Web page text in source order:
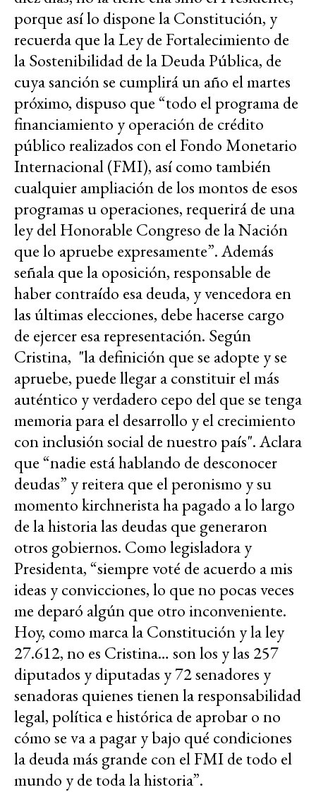
porque así lo dispone la Constitución, y
recuerda que la Ley de Fortalecimiento de
la Sostenibilidad de la Deuda Pública, de
cuya sanción se cumplirá un año el martes
próximo, dispuso que “todo el programa de
financiamiento y operación de crédito
público realizados con el Fondo Monetario
Internacional (FMI), así como también
cualquier ampliación de los montos de esos
programas u operaciones, requerirá de una
ley del Honorable Congreso de la Nación
que lo apruebe expresamente”. Además
señala que la oposición, responsable de
haber contraído esa deuda, y vencedora en
las últimas elecciones, debe hacerse cargo
de ejercer esa representación. Según
Cristina, "la definición que se adopte y se
apruebe, puede llegar a constituir el más
auténtico y verdadero cepo del que se tenga
memoria para el desarrollo y el crecimiento
con inclusión social de nuestro país". Aclara
que “nadie está hablando de desconocer
deudas” y reitera que el peronismo y su
momento kirchnerista ha pagado a lo largo
de la historia las deudas que generaron
otros gobiernos. Como legisladora y
Presidenta, “siempre voté de acuerdo a mis
ideas y convicciones, lo que no pocas veces
me deparó algún que otro inconveniente.
Hoy, como marca la Constitución y la ley
27.612, no es Cristina… son los y las 257
diputados y diputadas y 72 senadores y
senadoras quienes tienen la responsabilidad
legal, política e histórica de aprobar o no
cómo se va a pagar y bajo qué condiciones
la deuda más grande con el FMI de todo el
mundo y de toda la historia”.